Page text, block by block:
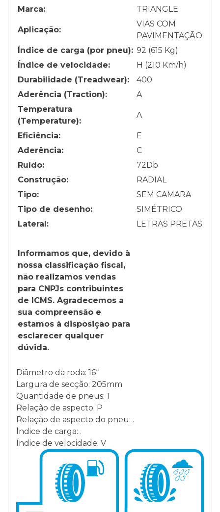
Marca: TRIANGLE
Aplicação:
VIAS COM
PAVIMENTAÇÃO
Índice de carga (por pneu): 92 (615 Kg)
Índice de velocidade:
H (210 Km/h)
Durabilidade (Treadwear):
400
Aderência (Traction):
A
Temperatura
(Temperature):
A
Eficiência:
E
Aderência:
C
Ruído:
72Db
Construção:
RADIAL
Tipo:
SEM CAMARA
Tipo de desenho:
SIMÉTRICO
Lateral:
LETRAS PRETAS
Informamos que, devido à
nossa classificação fiscal,
não realizamos vendas
para CNPJs contribuintes
de ICMS. Agradecemos a
sua compreensão e
estamos à disposição para
esclarecer qualquer
dúvida.
Diâmetro da roda: 16“
Largura de secção: 205mm
Quantidade de pneus: 1
Relação de aspecto: P
Relação de aspecto do pneu: .
Índice de carga: .
Índice de velocidade: V